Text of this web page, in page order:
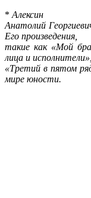
* Алек­син
Ана­то­лий
Его про­из­ве­де­ния,
такие как «Мой
лица и ис­пол­ни­те­ли»,
«Тре­тий в пятом
мире юно­сти.